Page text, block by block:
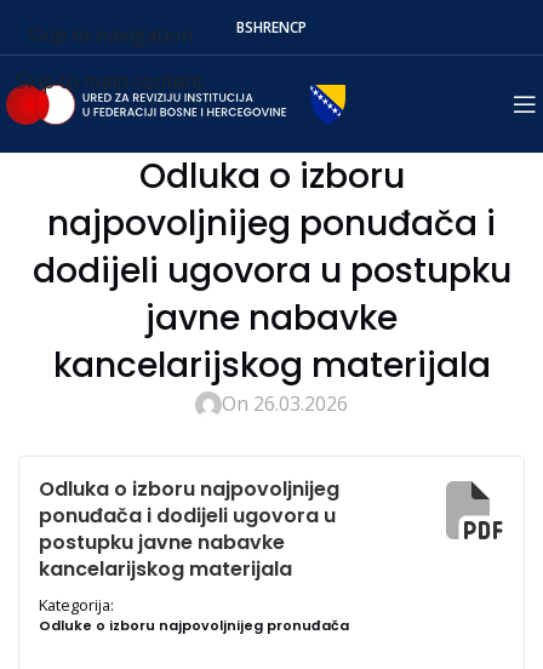
Skip to navigation
Skip to main content
BSHRENСР
Odluka o izboru
najpovoljnijeg ponuđača i
dodijeli ugovora u postupku
javne nabavke
kancelarijskog materijala
On 26.03.2026
Odluka o izboru najpovoljnijeg
ponuđača i dodijeli ugovora u
postupku javne nabavke
kancelarijskog materijala
Kategorija:
Odluke o izboru najpovoljnijeg pronuđača